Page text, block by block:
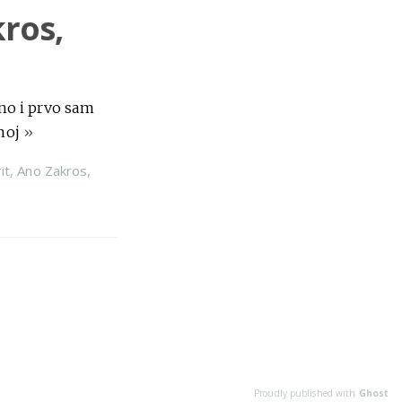
i prvo sam
»
,Ano Zakros,
Proudly published with Ghost